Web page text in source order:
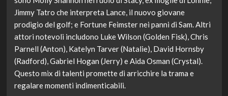
Jimmy Tatro che interpreta Lance, il nuovo giovane
prodigio del golf; e Fortune Feimster nei panni di Sam. Altri
attori notevoli includono Luke Wilson (Golden Fisk), Chris
Parnell (Anton), Katelyn Tarver (Natalie), David Hornsby
(Radford), Gabriel Hogan (Jerry) e Aida Osman (Crystal).
Questo mix di talenti promette di arricchire la trama e
regalare momenti indimenticabili.